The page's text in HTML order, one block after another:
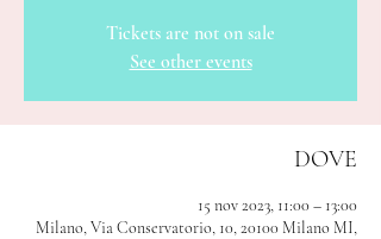
Tickets are not on sale
See other events
DOVE
15 nov 2023, 11:00 – 13:00
Milano, Via Conservatorio, 10, 20100 Milano MI,